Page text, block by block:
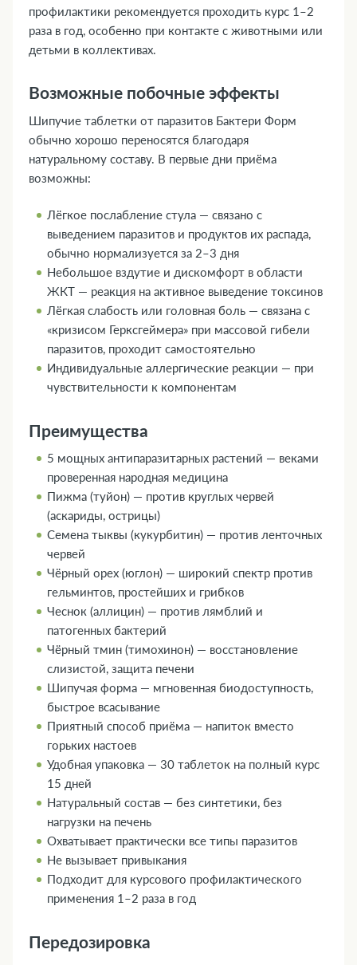
профилактики рекомендуется проходить курс 1–2
раза в год, особенно при контакте с животными или
детьми в коллективах.
Возможные побочные эффекты
Шипучие таблетки от паразитов Бактери Форм
обычно хорошо переносятся благодаря
натуральному составу. В первые дни приёма
возможны:
Лёгкое послабление стула — связано с
выведением паразитов и продуктов их распада,
обычно нормализуется за 2–3 дня
Небольшое вздутие и дискомфорт в области
ЖКТ — реакция на активное выведение токсинов
Лёгкая слабость или головная боль — связана с
«кризисом Герксгеймера» при массовой гибели
паразитов, проходит самостоятельно
Индивидуальные аллергические реакции — при
чувствительности к компонентам
Преимущества
5 мощных антипаразитарных растений — веками
проверенная народная медицина
Пижма (туйон) — против круглых червей
(аскариды, острицы)
Семена тыквы (кукурбитин) — против ленточных
червей
Чёрный орех (юглон) — широкий спектр против
гельминтов, простейших и грибков
Чеснок (аллицин) — против лямблий и
патогенных бактерий
Чёрный тмин (тимохинон) — восстановление
слизистой, защита печени
Шипучая форма — мгновенная биодоступность,
быстрое всасывание
Приятный способ приёма — напиток вместо
горьких настоев
Удобная упаковка — 30 таблеток на полный курс
15 дней
Натуральный состав — без синтетики, без
нагрузки на печень
Охватывает практически все типы паразитов
Не вызывает привыкания
Подходит для курсового профилактического
применения 1–2 раза в год
Передозировка